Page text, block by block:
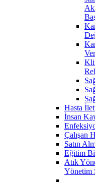
Hasta
İnsan
Çalışan
Satın
Eğitim
Atık
Yönetim